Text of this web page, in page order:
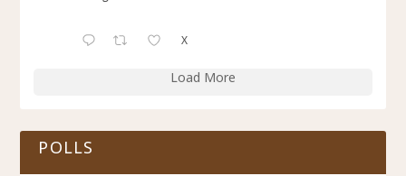
X
Load More
POLLS